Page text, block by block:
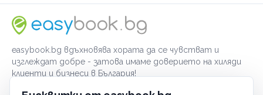
easybook.bg вдъхновява хората да се чувстват и
изглеждат добре - затова имаме доверието на хиляди
клиенти и бизнеси в България!